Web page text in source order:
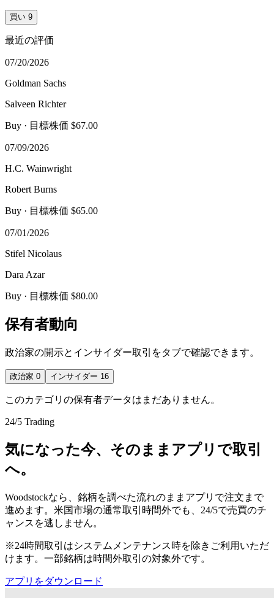
買い 9
最近の評価
07/20/2026
Goldman Sachs
Salveen Richter
Buy · 目標株価 $67.00
07/09/2026
H.C. Wainwright
Robert Burns
Buy · 目標株価 $65.00
07/01/2026
Stifel Nicolaus
Dara Azar
Buy · 目標株価 $80.00
保有者動向
政治家の開示とインサイダー取引をタブで確認できます。
政治家 0 インサイダー 16
このカテゴリの保有者データはまだありません。
24/5 Trading
気になった今、そのままアプリで取引
へ。
Woodstockなら、銘柄を調べた流れのままアプリで注文まで
進めます。米国市場の通常取引時間外でも、24/5で売買のチ
ャンスを逃しません。
※24時間取引はシステムメンテナンス時を除きご利用いただ
けます。一部銘柄は時間外取引の対象外です。
アプリをダウンロード